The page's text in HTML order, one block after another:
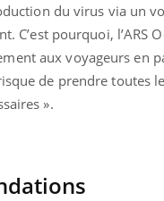
du virus via un
C’est pourquoi, l’ARS
aux voyageurs en
de prendre toutes
».